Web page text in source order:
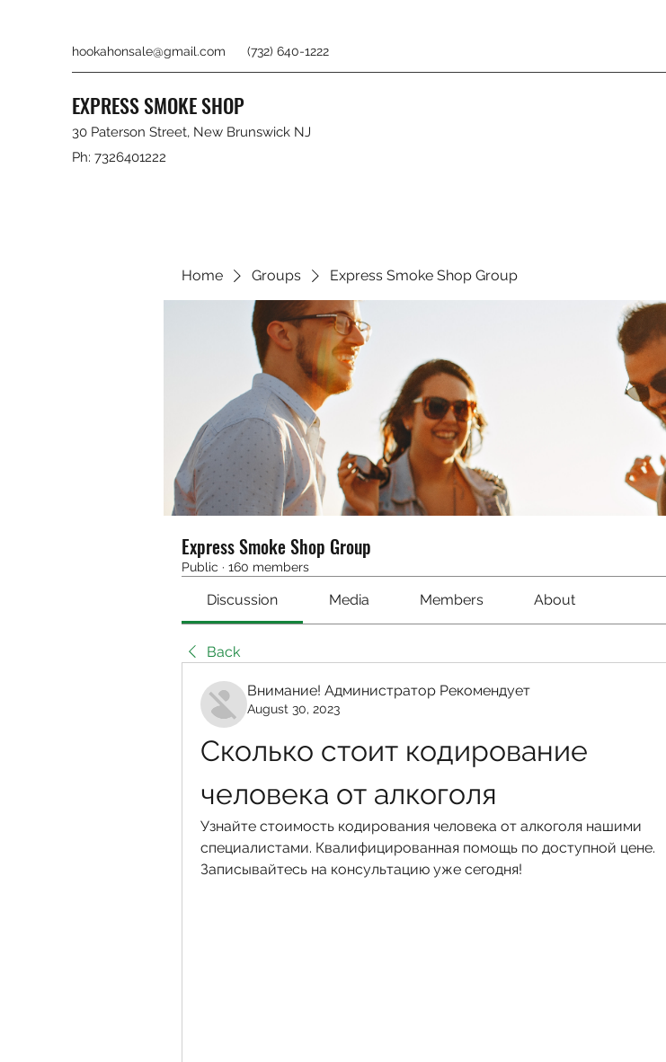
hookahonsale@gmail.com (732) 640-1222
EXPRESS SMOKE SHOP
30 Paterson Street, New Brunswick NJ
Ph: 7326401222
Home Groups Express Smoke Shop Group
Express Smoke Shop Group
Public · 160 members
Discussion Media Members About
Back
Внимание! Администратор Рекомендует
August 30, 2023
Сколько стоит кодирование
человека от алкоголя
Узнайте стоимость кодирования человека от алкоголя нашими
специалистами. Квалифицированная помощь по доступной цене.
Записывайтесь на консультацию уже сегодня!